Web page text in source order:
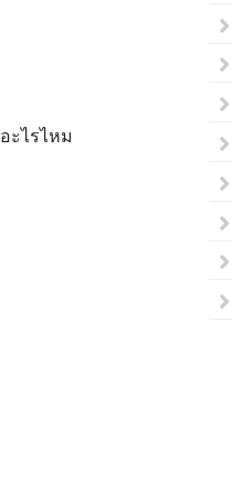
ะไรไหม